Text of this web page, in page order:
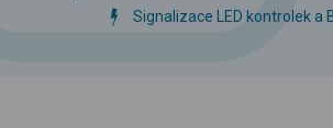
Signalizace LED kontrolek a